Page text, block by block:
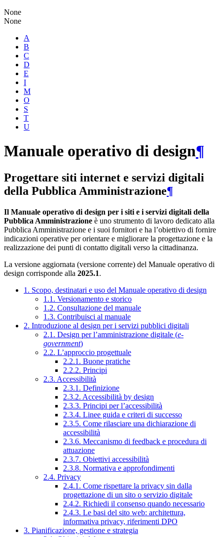
None
None
A
B
C
D
E
I
M
O
S
T
U
Manuale operativo di design¶
Progettare siti internet e servizi digitali
della Pubblica Amministrazione¶
Il Manuale operativo di design per i siti e i servizi digitali della
Pubblica Amministrazione è uno strumento di lavoro dedicato alla
Pubblica Amministrazione e i suoi fornitori e ha l’obiettivo di fornire
indicazioni operative per orientare e migliorare la progettazione e la
realizzazione dei punti di contatto digitali verso la cittadinanza.
La versione aggiornata (versione corrente) del Manuale operativo di
design corrisponde alla 2025.1.
1. Scopo, destinatari e uso del Manuale operativo di design
1.1. Versionamento e storico
1.2. Consultazione del manuale
1.3. Contribuisci al manuale
2. Introduzione al design per i servizi pubblici digitali
2.1. Design per l’amministrazione digitale (e-
government)
2.2. L’approccio progettuale
2.2.1. Buone pratiche
2.2.2. Principi
2.3. Accessibilità
2.3.1. Definizione
2.3.2. Accessibilità by design
2.3.3. Principi per l’accessibilità
2.3.4. Linee guida e criteri di successo
2.3.5. Come rilasciare una dichiarazione di
accessibilità
2.3.6. Meccanismo di feedback e procedura di
attuazione
2.3.7. Obiettivi accessibilità
2.3.8. Normativa e approfondimenti
2.4. Privacy
2.4.1. Come rispettare la privacy sin dalla
progettazione di un sito o servizio digitale
2.4.2. Richiedi il consenso quando necessario
2.4.3. Le basi del sito web: architettura,
informativa privacy, riferimenti DPO
3. Pianificazione, gestione e strategia